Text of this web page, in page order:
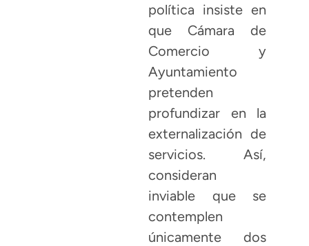
política insiste en
que Cámara de
Comercio y
Ayuntamiento
pretenden
profundizar en la
externalización de
servicios. Así,
consideran
inviable que se
contemplen
únicamente dos